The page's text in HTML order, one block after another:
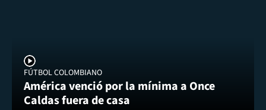
FÚTBOL COLOMBIANO
América venció por la mínima a Once
Caldas fuera de casa